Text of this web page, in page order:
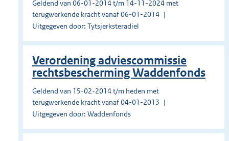
Geldend van 06-01-2014 t/m 14-11-2024 met
terugwerkende kracht vanaf 06-01-2014
Uitgegeven door: Tytsjerksteradiel
Verordening adviescommissie
rechtsbescherming Waddenfonds
Geldend van 15-02-2014 t/m heden met
terugwerkende kracht vanaf 04-01-2013
Uitgegeven door: Waddenfonds